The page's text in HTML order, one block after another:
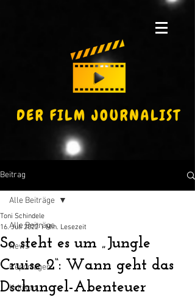
Beitrag
Alle Beiträge
News
Reportagen
Kritiken
Alle Beiträge
So steht es um „Jungle
Cruise 2“: Wann geht das
Dschungel-Abenteuer
Toni Schindele
16. Juli 2022 1 Min. Lesezeit